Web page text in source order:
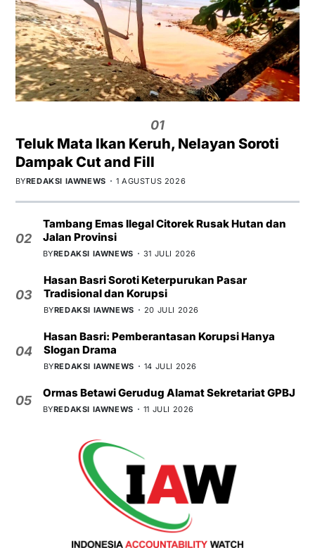
01
Teluk Mata Ikan Keruh, Nelayan Soroti
Dampak Cut and Fill
BYREDAKSI IAWNEWS 1 AGUSTUS 2026
02
Tambang Emas Ilegal Citorek Rusak Hutan dan
Jalan Provinsi
BYREDAKSI IAWNEWS 31 JULI 2026
03
Hasan Basri Soroti Keterpurukan Pasar
Tradisional dan Korupsi
BYREDAKSI IAWNEWS 20 JULI 2026
04
Hasan Basri: Pemberantasan Korupsi Hanya
Slogan Drama
BYREDAKSI IAWNEWS 14 JULI 2026
05
Ormas Betawi Gerudug Alamat Sekretariat GPBJ
BYREDAKSI IAWNEWS 11 JULI 2026